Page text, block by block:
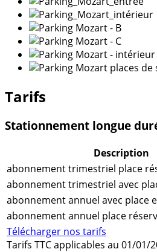
Tarifs
Stationnement longue
Description
abonnement trimestriel place
abonnement trimestriel avec
abonnement annuel avec place
abonnement annuel place
Télécharger nos tarifs
Tarifs TTC applicables au 01/01/